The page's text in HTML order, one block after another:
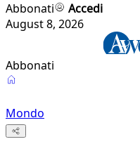
Abbonati
Accedi
August 8, 2026
Abbonati
Mondo